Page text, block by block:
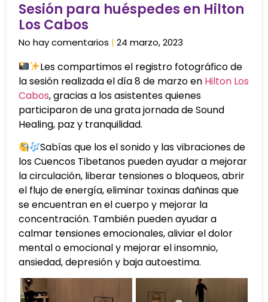
Sesión para huéspedes en Hilton
Los Cabos
No hay comentarios 24 marzo, 2023
Les compartimos el registro fotográfico de
la sesión realizada el día 8 de marzo en Hilton Los
Cabos, gracias a los asistentes quienes
participaron de una grata jornada de Sound
Healing, paz y tranquilidad.
Sabías que los el sonido y las vibraciones de
los Cuencos Tibetanos pueden ayudar a mejorar
la circulación, liberar tensiones o bloqueos, abrir
el flujo de energía, eliminar toxinas dañinas que
se encuentran en el cuerpo y mejorar la
concentración. También pueden ayudar a
calmar tensiones emocionales, aliviar el dolor
mental o emocional y mejorar el insomnio,
ansiedad, depresión y baja autoestima.